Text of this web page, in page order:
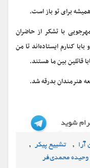
برای تو باز است.
با تشکر از حاضران
کنارم ایستاده‌اند تا من
قاتلین بین ما هستند.
هنرمندان بدرقه شد.
آرا , تشییع پیکر ,
وحیده محمدی‌فر